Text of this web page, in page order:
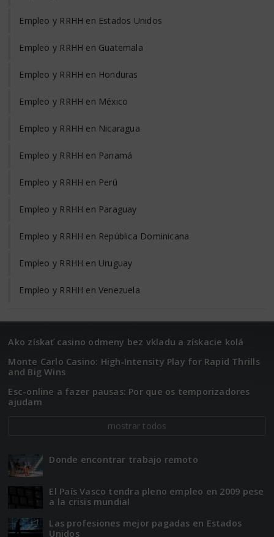
Empleo y RRHH en Estados Unidos
Empleo y RRHH en Guatemala
Empleo y RRHH en Honduras
Empleo y RRHH en México
Empleo y RRHH en Nicaragua
Empleo y RRHH en Panamá
Empleo y RRHH en Perú
Empleo y RRHH en Paraguay
Empleo y RRHH en República Dominicana
Empleo y RRHH en Uruguay
Empleo y RRHH en Venezuela
Ako získať casino odmeny bez vkladu a získacie kolá
Monte Carlo Casino: High‑Intensity Play for Rapid Thrills
and Big Wins
Esc-online a fazer pausas: Por que os temporizadores
ajudam
mostrar todos
Donde encontrar trabajo remoto
El Paí­­s Vasco tendra pleno empleo en 2009 pese
a la crisis mundial
Las profesiones mejor pagadas en Estados
Unidos